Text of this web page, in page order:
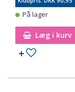
På lager
Læg i kurv
Tilføj til